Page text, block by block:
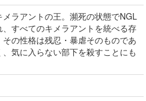
ラアントの王。瀕死の状態でNGL
すべてのキメラアントを統べる存
の性格は残忍・暴虐そのものであ
気に入らない部下を殺すことにも